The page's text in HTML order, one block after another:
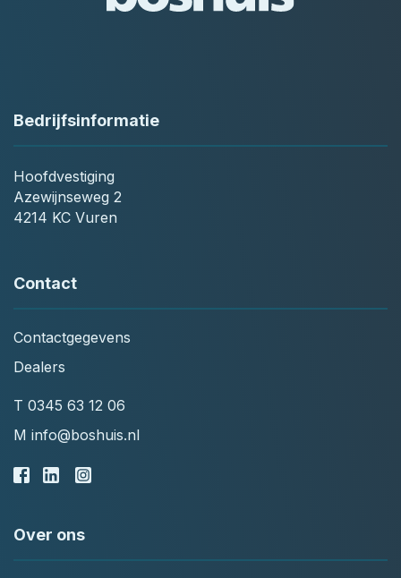
Bedrijfsinformatie
Hoofdvestiging
Azewijnseweg 2
4214 KC Vuren
Contact
Contactgegevens
Dealers
T 0345 63 12 06
M info@boshuis.nl
Over ons